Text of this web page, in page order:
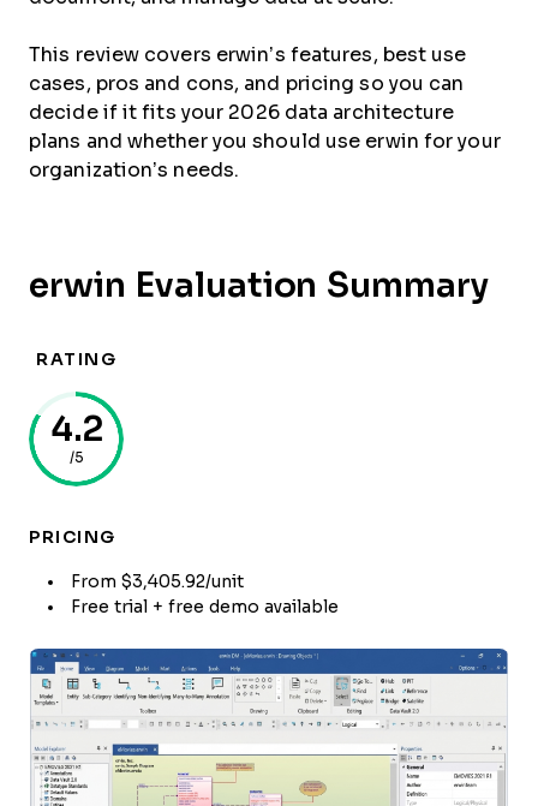
This review covers erwin’s features, best use
cases, pros and cons, and pricing so you can
decide if it fits your 2026 data architecture
plans and whether you should use erwin for your
organization’s needs.
erwin Evaluation Summary
RATING
4.2
/5
PRICING
From $3,405.92/unit
Free trial + free demo available